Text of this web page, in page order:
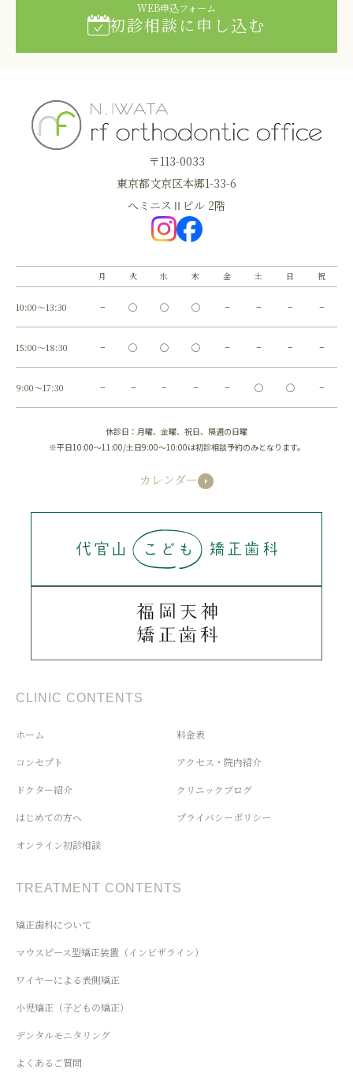
WEB申込フォーム
初診相談に申し込む
〒113-0033
東京都文京区本郷1-33-6
へミニスⅡビル 2階
月 火 水 木 金 土 日 祝
10:00～13:30 − ◯ ◯ ◯ − − − −
15:00～18:30 − ◯ ◯ ◯ − − − −
9:00～17:30 − − − − − ◯ ◯ −
休診日：月曜、金曜、祝日、隔週の日曜
※平日10:00～11:00/土日9:00～10:00は初診相談予約のみとなります。
カレンダー
CLINIC CONTENTS
ホーム
コンセプト
ドクター紹介
はじめての方へ
オンライン初診相談
料金表
アクセス・院内紹介
クリニックブログ
プライバシーポリシー
TREATMENT CONTENTS
矯正歯科について
マウスピース型矯正装置（インビザライン）
ワイヤーによる表側矯正
小児矯正（子どもの矯正）
デンタルモニタリング
よくあるご質問